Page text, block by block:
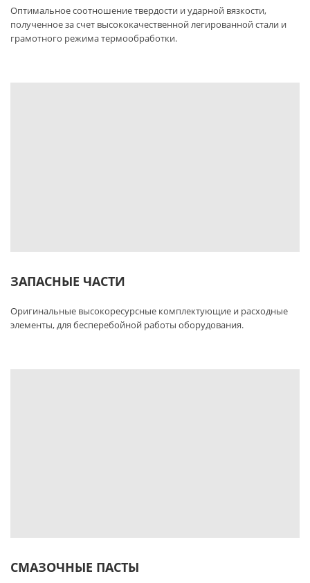
Оптимальное соотношение твердости и ударной вязкости,
полученное за счет высококачественной легированной стали и
грамотного режима термообработки.
ЗАПАСНЫЕ ЧАСТИ
Оригинальные высокоресурсные комплектующие и расходные
элементы, для бесперебойной работы оборудования.
СМАЗОЧНЫЕ ПАСТЫ